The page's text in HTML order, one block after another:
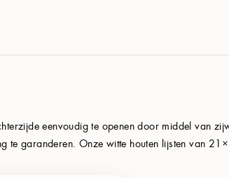
eenvoudig te openen door middel van
te garanderen. Onze witte houten lijsten van